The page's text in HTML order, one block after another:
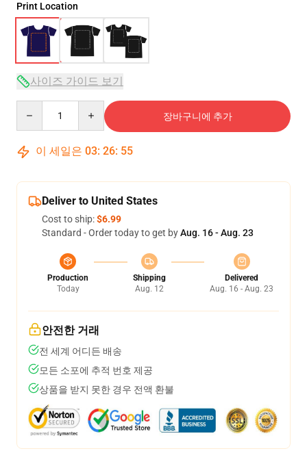
Print Location
사이즈 가이드 보기
장바구니에 추가
이 세일은 03: 26: 54
Deliver to United States
Cost to ship:$6.99
Standard - Order today to get byAug. 16 - Aug. 23
Production
Today
Shipping
Aug. 12
Delivered
Aug. 16 - Aug. 23
안전한 거래
전 세계 어디든 배송
모든 소포에 추적 번호 제공
상품을 받지 못한 경우 전액 환불